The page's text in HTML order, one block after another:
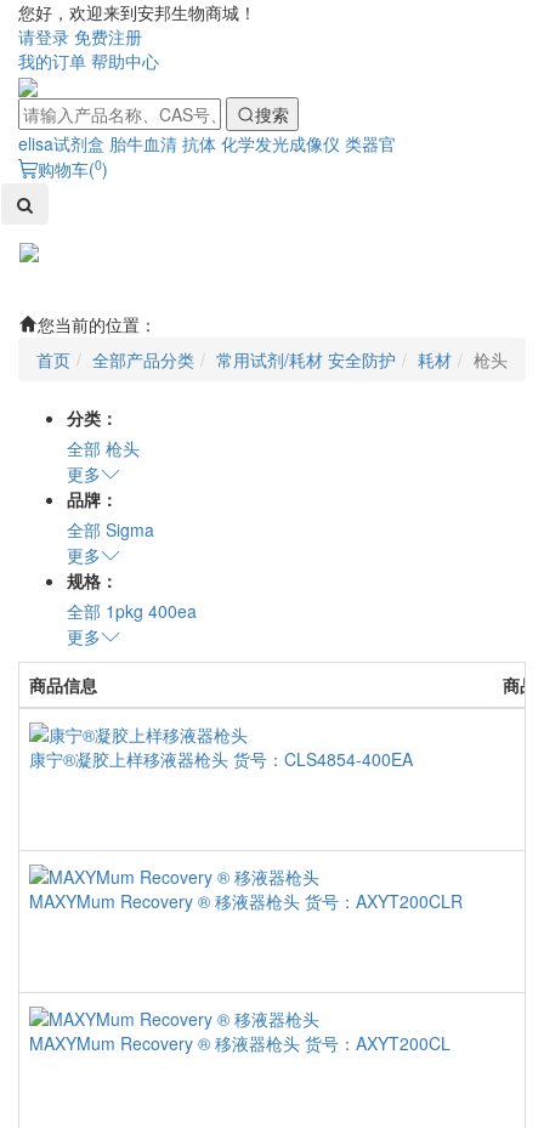
您好，欢迎来到安邦生物商城！
请登录 免费注册
我的订单 帮助中心
搜索
elisa试剂盒 胎牛血清 抗体 化学发光成像仪 类器官
购物车(0)
您当前的位置：
首页
全部产品分类 常用试剂/耗材 安全防护 耗材 枪头
分类：
全部 枪头
更多
品牌：
全部 Sigma
更多
规格：
全部 1pkg 400ea
更多
商品信息
商品
康宁®凝胶上样移液器枪头 货号：CLS4854-400EA
MAXYMum Recovery ® 移液器枪头 货号：AXYT200CLR
MAXYMum Recovery ® 移液器枪头 货号：AXYT200CL